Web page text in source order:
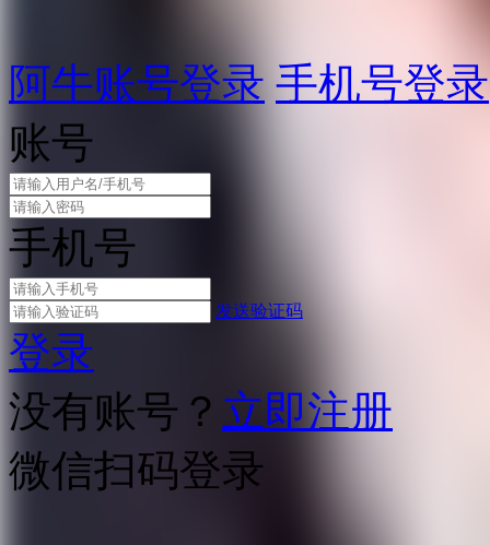
阿牛账号登录 手机号登录
账号
手机号
发送验证码
登录
没有账号？ 立即注册
微信扫码登录